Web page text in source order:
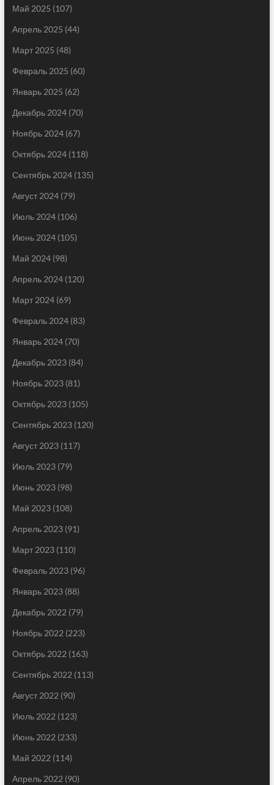
Май 2025 (107)
Апрель 2025 (44)
Март 2025 (48)
Февраль 2025 (60)
Январь 2025 (62)
Декабрь 2024(70)
Ноябрь 2024(67)
Октябрь 2024(118)
Сентябрь 2024(135)
Август 2024(79)
Июль 2024(106)
Июнь 2024(105)
Май 2024(98)
Апрель 2024(120)
Март 2024(69)
Февраль 2024(83)
Январь 2024(70)
Декабрь 2023(84)
Ноябрь 2023(81)
Октябрь 2023(105)
Сентябрь 2023(120)
Август 2023(117)
Июль 2023(79)
Июнь 2023(98)
Май 2023(108)
Апрель 2023(91)
Март 2023(110)
Февраль 2023(96)
Январь 2023(88)
Декабрь 2022 (79)
Ноябрь 2022 (223)
Октябрь 2022 (163)
Сентябрь 2022 (113)
Август 2022 (90)
Июль 2022 (123)
Июнь 2022 (233)
Май 2022 (114)
Апрель 2022 (90)